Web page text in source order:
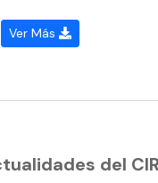
Ver Más
del